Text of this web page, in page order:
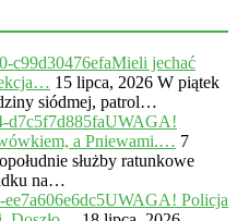
Mieli jechać
15 lipca, 2026 W piątek
siódmej, patrol…
UWAGA!
a Pniewami.… 7
służby ratunkowe
na…
UWAGA! Policja